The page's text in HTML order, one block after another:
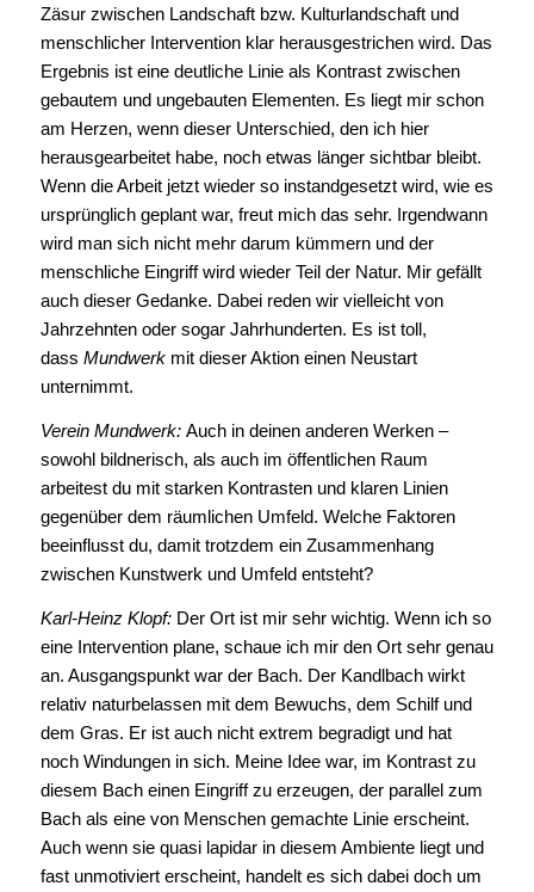
Zäsur zwischen Landschaft bzw. Kulturlandschaft und
menschlicher Intervention klar herausgestrichen wird. Das
Ergebnis ist eine deutliche Linie als Kontrast zwischen
gebautem und ungebauten Elementen. Es liegt mir schon
am Herzen, wenn dieser Unterschied, den ich hier
herausgearbeitet habe, noch etwas länger sichtbar bleibt.
Wenn die Arbeit jetzt wieder so instandgesetzt wird, wie es
ursprünglich geplant war, freut mich das sehr. Irgendwann
wird man sich nicht mehr darum kümmern und der
menschliche Eingriff wird wieder Teil der Natur. Mir gefällt
auch dieser Gedanke. Dabei reden wir vielleicht von
Jahrzehnten oder sogar Jahrhunderten. Es ist toll,
dass Mundwerkmit dieser Aktion einen Neustart
unternimmt.
Verein Mundwerk:Auch in deinen anderen Werken –
sowohl bildnerisch, als auch im öffentlichen Raum
arbeitest du mit starken Kontrasten und klaren Linien
gegenüber dem räumlichen Umfeld. Welche Faktoren
beeinflusst du, damit trotzdem ein Zusammenhang
zwischen Kunstwerk und Umfeld entsteht?
Karl-Heinz Klopf:Der Ort ist mir sehr wichtig. Wenn ich so
eine Intervention plane, schaue ich mir den Ort sehr genau
an. Ausgangspunkt war der Bach. Der Kandlbach wirkt
relativ naturbelassen mit dem Bewuchs, dem Schilf und
dem Gras. Er ist auch nicht extrem begradigt und hat
noch Windungen in sich. Meine Idee war, im Kontrast zu
diesem Bach einen Eingriff zu erzeugen, der parallel zum
Bach als eine von Menschen gemachte Linie erscheint.
Auch wenn sie quasi lapidar in diesem Ambiente liegt und
fast unmotiviert erscheint, handelt es sich dabei doch um